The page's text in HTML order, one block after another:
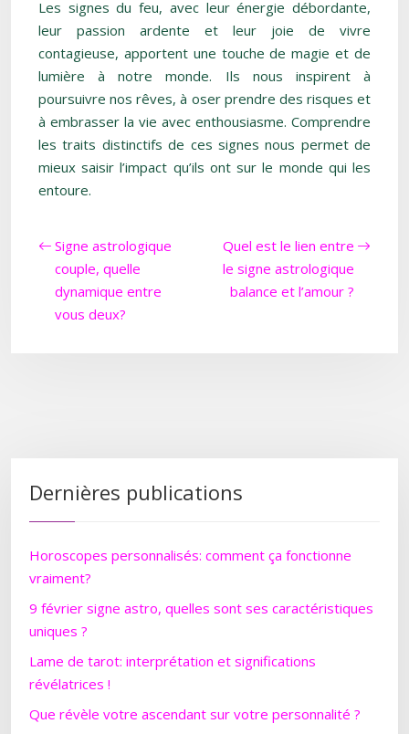
Les signes du feu, avec leur énergie débordante,
leur passion ardente et leur joie de vivre
contagieuse, apportent une touche de magie et de
lumière à notre monde. Ils nous inspirent à
poursuivre nos rêves, à oser prendre des risques et
à embrasser la vie avec enthousiasme. Comprendre
les traits distinctifs de ces signes nous permet de
mieux saisir l’impact qu’ils ont sur le monde qui les
entoure.
Signe astrologique
couple, quelle
dynamique entre
vous deux?
Quel est le lien entre
le signe astrologique
balance et l’amour ?
Dernières publications
Horoscopes personnalisés: comment ça fonctionne
vraiment?
9 février signe astro, quelles sont ses caractéristiques
uniques ?
Lame de tarot: interprétation et significations
révélatrices !
Que révèle votre ascendant sur votre personnalité ?